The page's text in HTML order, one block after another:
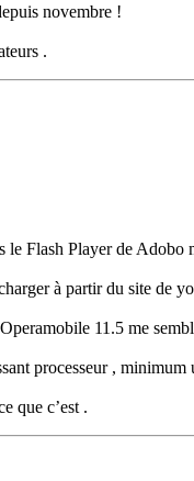
novembre !
.
Flash Player de Adobo
à partir du site de
11.5 me
processeur ,
que c’est .